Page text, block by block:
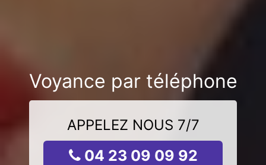
Voyance par téléphone
APPELEZ NOUS 7/7
04 23 09 09 92